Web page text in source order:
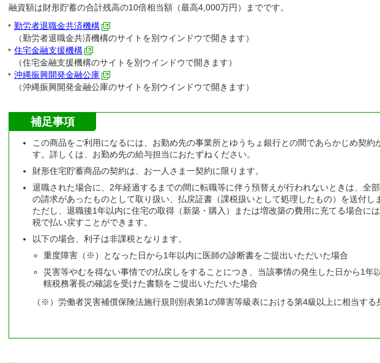
融資額は財形貯蓄の合計残高の10倍相当額（最高4,000万円）までです。
勤労者退職金共済機構
（勤労者退職金共済機構のサイトを別ウインドウで開きます）
住宅金融支援機構
（住宅金融支援機構のサイトを別ウインドウで開きます）
沖縄振興開発金融公庫
（沖縄振興開発金融公庫のサイトを別ウインドウで開きます）
補足事項
この商品をご利用になるには、お勤め先の事業所とゆうちょ銀行との間であらかじめ契約
す。詳しくは、お勤め先の給与担当におたずねください。
財形住宅貯蓄商品の契約は、お一人さま一契約に限ります。
退職された場合に、2年経過するまでの間に転職等に伴う預替えが行われないときは、全
の請求があったものとして取り扱い、払戻証書（課税扱いとして処理したもの）を送付し
ただし、退職後1年以内に住宅の取得（新築・購入）または増改築の費用に充てる場合に
税で払い戻すことができます。
以下の場合、利子は非課税となります。
重度障害（※）となった日から1年以内に医師の診断書をご提出いただいた場合
災害等やむを得ない事情での払戻しをすることにつき、当該事情の発生した日から1年
轄税務署長の確認を受けた書類をご提出いただいた場合
（※）労働者災害補償保険法施行規則別表第1の障害等級表における第4級以上に相当する